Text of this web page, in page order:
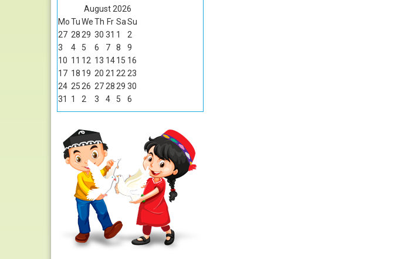
August 2026
MoTuWeTh Fr SaSu
27 28 29 30 31 1
2
3
4 5 6 7 8
9
10 11 12 13 1415 16
17 18 19 20 21 22 23
24 25 26 27 28 29 30
31
1 2 3 4 5 6